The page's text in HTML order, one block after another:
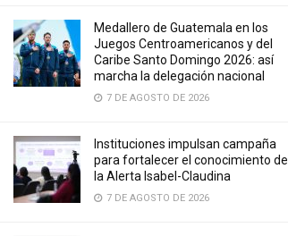
Medallero de Guatemala en los
Juegos Centroamericanos y del
Caribe Santo Domingo 2026: así
marcha la delegación nacional
7 DE AGOSTO DE 2026
Instituciones impulsan campaña
para fortalecer el conocimiento de
la Alerta Isabel-Claudina
7 DE AGOSTO DE 2026